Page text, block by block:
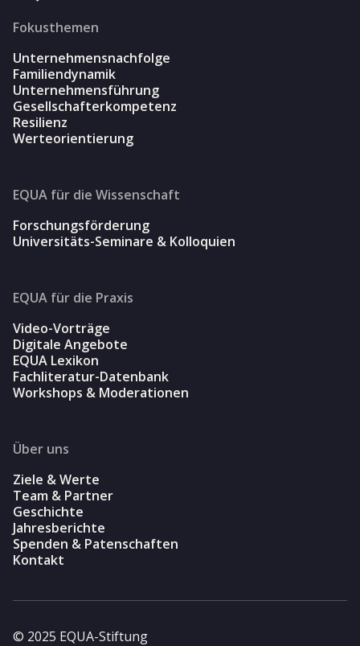
Fokusthemen
Unternehmensnachfolge
Familiendynamik
Unternehmensführung
Gesellschafterkompetenz
Resilienz
Werteorientierung
EQUA für die Wissenschaft
Forschungsförderung
Universitäts-Seminare & Kolloquien
EQUA für die Praxis
Video-Vorträge
Digitale Angebote
EQUA Lexikon
Fachliteratur-Datenbank
Workshops & Moderationen
Über uns
Ziele & Werte
Team & Partner
Geschichte
Jahresberichte
Spenden & Patenschaften
Kontakt
© 2025 EQUA-Stiftung